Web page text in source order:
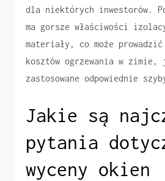
dla niektórych inwestorów.
ma gorsze właściwości
materiały, co może prowadzić
kosztów ogrzewania w
zastosowane odpowiednie
Jakie są
pytania
wyceny okien